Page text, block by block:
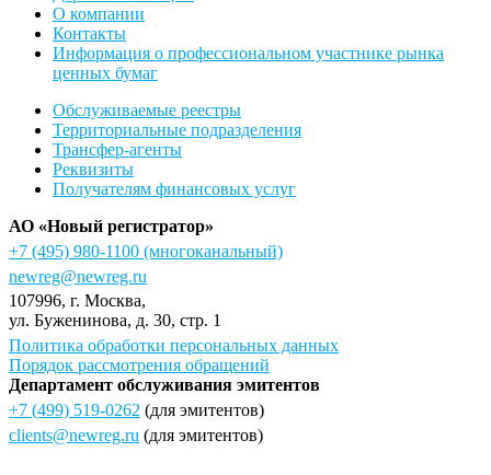
О компании
Контакты
Информация о профессиональном участнике рынка
ценных бумаг
Обслуживаемые реестры
Территориальные подразделения
Трансфер-агенты
Реквизиты
Получателям финансовых услуг
АО «Новый регистратор»
+7 (495) 980-1100 (многоканальный)
newreg@newreg.ru
107996, г. Москва,
ул. Буженинова, д. 30, стр. 1
Политика обработки персональных данных
Порядок рассмотрения обращений
Департамент обслуживания эмитентов
+7 (499) 519-0262 (для эмитентов)
clients@newreg.ru (для эмитентов)